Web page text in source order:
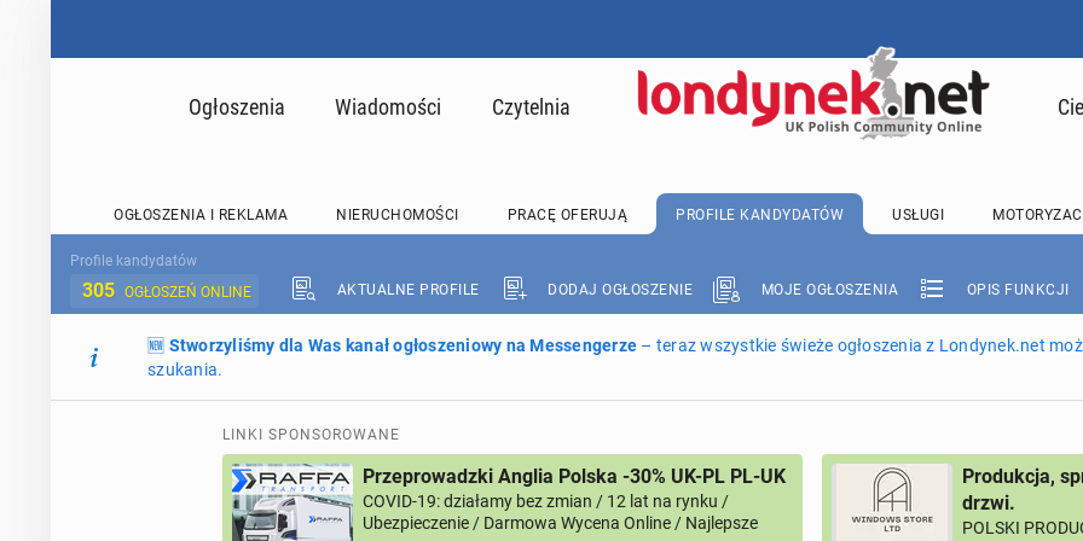
Ogłoszenia Wiadomości Czytelnia
OGŁOSZENIA I REKLAMA NIERUCHOMOŚCI PRACĘ OFERUJĄ PROFILE KANDYDATÓW USŁUGI
Profile kandydatów
305 OGŁOSZEŃ ONLINE AKTUALNE PROFILE DODAJ OGŁOSZENIE MOJE OGŁOSZENIA OPIS FUNKCJI
🆕 Stworzyliśmy dla Was kanał ogłoszeniowy na Messengerze – teraz wszystkie świeże ogłoszenia z Londynek.net
szukania.
LINKI SPONSOROWANE
Przeprowadzki Anglia Polska -30% UK-PL PL-UK
COVID-19: działamy bez zmian / 12 lat na rynku /
Ubezpieczenie / Darmowa Wycena Online / Najlepsze
Produkcja,
drzwi.
POLSKI